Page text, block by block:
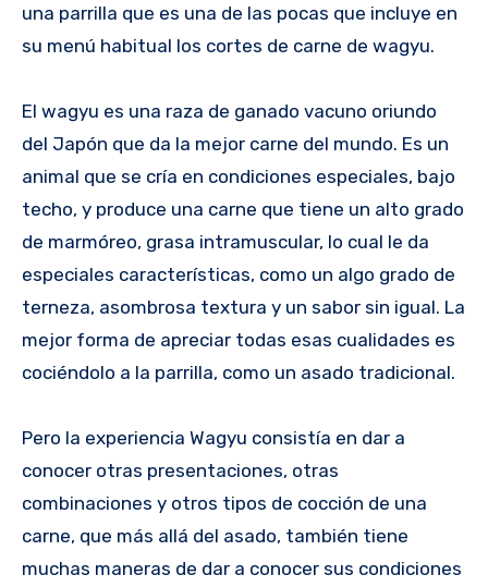
una parrilla que es una de las pocas que incluye en
su menú habitual los cortes de carne de wagyu.
El wagyu es una raza de ganado vacuno oriundo
del Japón que da la mejor carne del mundo. Es un
animal que se cría en condiciones especiales, bajo
techo, y produce una carne que tiene un alto grado
de marmóreo, grasa intramuscular, lo cual le da
especiales características, como un algo grado de
terneza, asombrosa textura y un sabor sin igual. La
mejor forma de apreciar todas esas cualidades es
cociéndolo a la parrilla, como un asado tradicional.
Pero la experiencia Wagyu consistía en dar a
conocer otras presentaciones, otras
combinaciones y otros tipos de cocción de una
carne, que más allá del asado, también tiene
muchas maneras de dar a conocer sus condiciones